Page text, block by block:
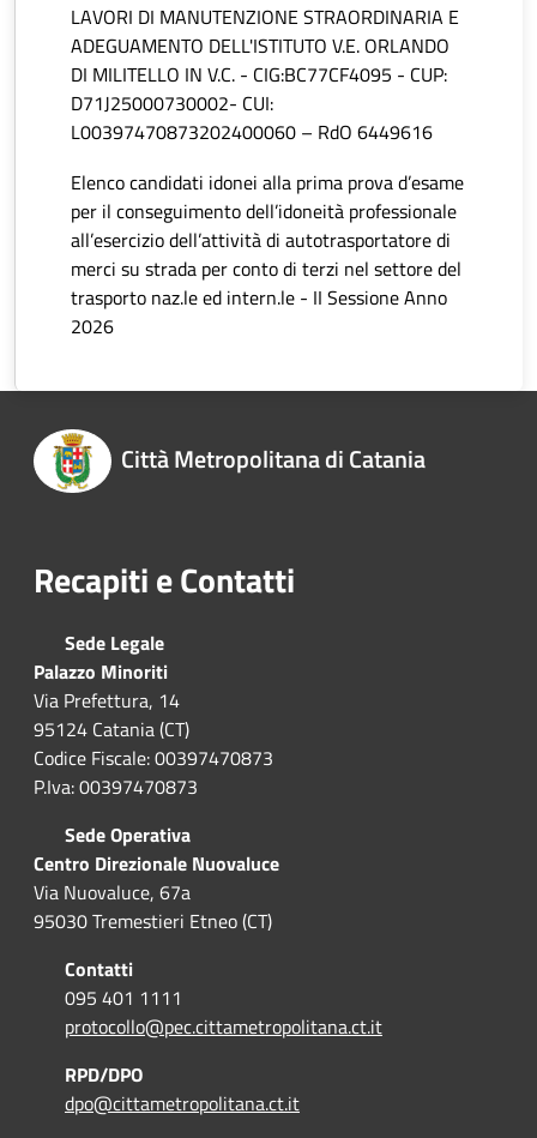
LAVORI DI MANUTENZIONE STRAORDINARIA E
ADEGUAMENTO DELL'ISTITUTO V.E. ORLANDO
DI MILITELLO IN V.C. - CIG:BC77CF4095 - CUP:
D71J25000730002- CUI:
L00397470873202400060 – RdO 6449616
Elenco candidati idonei alla prima prova d’esame
per il conseguimento dell’idoneità professionale
all’esercizio dell’attività di autotrasportatore di
merci su strada per conto di terzi nel settore del
trasporto naz.le ed intern.le - II Sessione Anno
2026
Città Metropolitana di Catania
Recapiti e Contatti
Sede Legale
Palazzo Minoriti
Via Prefettura, 14
95124 Catania (CT)
Codice Fiscale: 00397470873
P.Iva: 00397470873
Sede Operativa
Centro Direzionale Nuovaluce
Via Nuovaluce, 67a
95030 Tremestieri Etneo (CT)
Contatti
095 401 1111
protocollo@pec.cittametropolitana.ct.it
RPD/DPO
dpo@cittametropolitana.ct.it